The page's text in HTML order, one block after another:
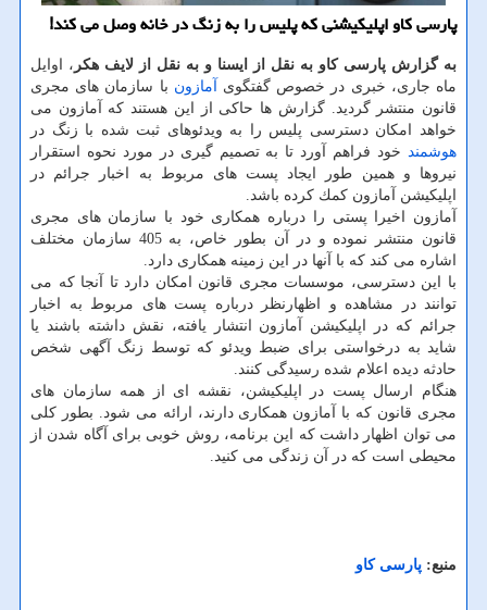
پارسی كاو اپلیكیشنی كه پلیس را به زنگ در خانه وصل می كند!
به گزارش پارسی كاو به نقل از ایسنا و به نقل از لایف هكر ، اوایل
ماه جاری، خبری در خصوص گفتگوی
آمازون با سازمان های مجری
قانون منتشر گردید. گزارش ها حاكی از این هستند كه آمازون می
خواهد امكان دسترسی پلیس را به ویدئوهای ثبت شده با زنگ در
هوشمند خود فراهم آورد تا به تصمیم گیری در مورد نحوه استقرار
نیروها و همین طور ایجاد پست های مربوط به اخبار جرائم در
اپلیكیشن آمازون كمك كرده باشد.
آمازون اخیرا پستی را درباره همكاری خود با سازمان های مجری
قانون منتشر نموده و در آن بطور خاص، به 405 سازمان مختلف
اشاره می كند كه با آنها در این زمینه همكاری دارد.
با این دسترسی، موسسات مجری قانون امكان دارد تا آنجا كه می
توانند در مشاهده و اظهارنظر درباره پست های مربوط به اخبار
جرائم كه در اپلیكیشن آمازون انتشار یافته، نقش داشته باشند یا
شاید به درخواستی برای ضبط ویدئو كه توسط زنگ آگهی شخص
حادثه دیده اعلام شده رسیدگی كنند.
هنگام ارسال پست در اپلیكیشن، نقشه ای از همه سازمان های
مجری قانون كه با آمازون همكاری دارند، ارائه می شود. بطور كلی
می توان اظهار داشت كه این برنامه، روش خوبی برای آگاه شدن از
محیطی است كه در آن زندگی می كنید.
منبع: پارسی كاو